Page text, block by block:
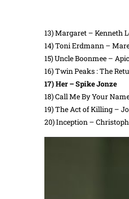
13) Margaret – Kenneth
14) Toni Erdmann –
15) Uncle Boonmee –
16) Twin Peaks : The
17) Her – Spike Jonze
18) Call Me By Your
19) The Act of Killing –
20) Inception –